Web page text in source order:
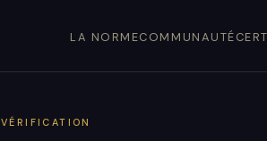
LA NORMECOMMUNAUTÉ
VÉRIFICATION